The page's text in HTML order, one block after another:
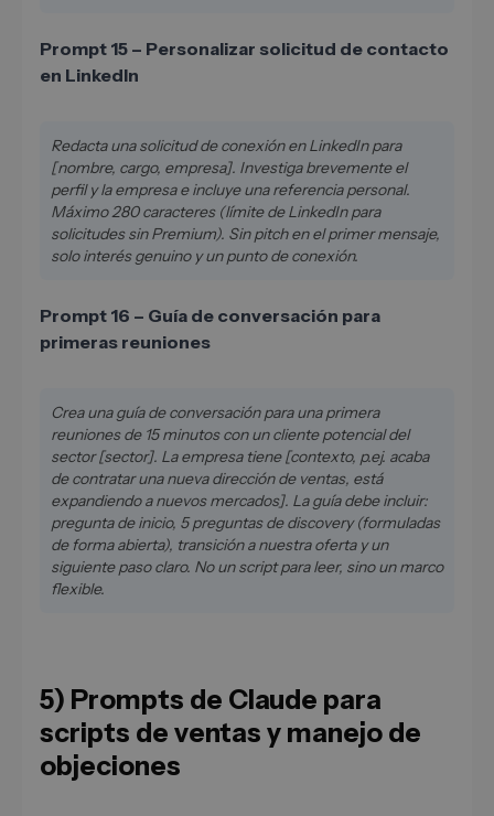
Prompt 15 – Personalizar solicitud de contacto
en LinkedIn
Redacta una solicitud de conexión en LinkedIn para
[nombre, cargo, empresa]. Investiga brevemente el
perfil y la empresa e incluye una referencia personal.
Máximo 280 caracteres (límite de LinkedIn para
solicitudes sin Premium). Sin pitch en el primer mensaje,
solo interés genuino y un punto de conexión.
Prompt 16 – Guía de conversación para
primeras reuniones
Crea una guía de conversación para una primera
reuniones de 15 minutos con un cliente potencial del
sector [sector]. La empresa tiene [contexto, p.ej. acaba
de contratar una nueva dirección de ventas, está
expandiendo a nuevos mercados]. La guía debe incluir:
pregunta de inicio, 5 preguntas de discovery (formuladas
de forma abierta), transición a nuestra oferta y un
siguiente paso claro. No un script para leer, sino un marco
flexible.
5) Prompts de Claude para
scripts de ventas y manejo de
objeciones